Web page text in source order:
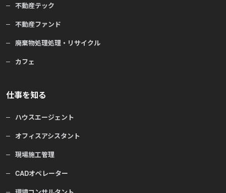
不動産テック
不動産ファンド
廃棄物処理処理・リサイクル
カフェ
仕事を知る
ハウスエージェント
オフィスアシスタント
現場施工管理
CADオペレーター